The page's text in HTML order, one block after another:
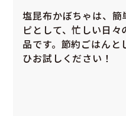
塩昆布かぼちゃは、
ピとして、忙しい日
品です。節約ごはんと
ひお試しください！